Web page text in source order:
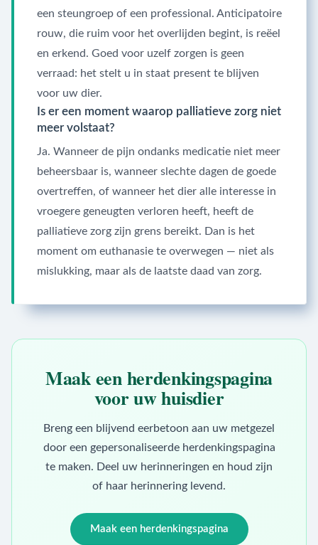
een steungroep of een professional. Anticipatoire
rouw, die ruim voor het overlijden begint, is reëel
en erkend. Goed voor uzelf zorgen is geen
verraad: het stelt u in staat present te blijven
voor uw dier.
Is er een moment waarop palliatieve zorg niet
meer volstaat?
Ja. Wanneer de pijn ondanks medicatie niet meer
beheersbaar is, wanneer slechte dagen de goede
overtreffen, of wanneer het dier alle interesse in
vroegere geneugten verloren heeft, heeft de
palliatieve zorg zijn grens bereikt. Dan is het
moment om euthanasie te overwegen — niet als
mislukking, maar als de laatste daad van zorg.
Maak een herdenkingspagina
voor uw huisdier
Breng een blijvend eerbetoon aan uw metgezel
door een gepersonaliseerde herdenkingspagina
te maken. Deel uw herinneringen en houd zijn
of haar herinnering levend.
Maak een herdenkingspagina